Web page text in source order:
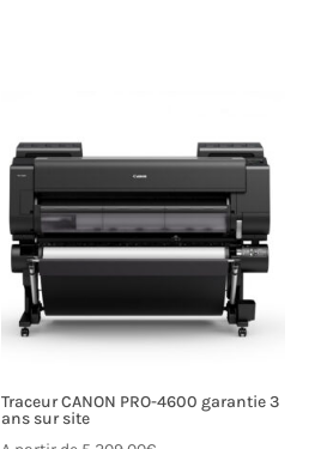
Traceur CANON PRO-4600 garantie 3
ans sur site